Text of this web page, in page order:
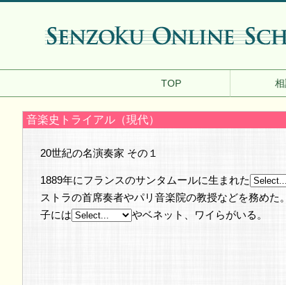
TOP
音楽史トライアル（現代）
20世紀の名演奏家 その１
1889年にフランスのサンタムールに生まれた
ストラの首席奏者やパリ音楽院の教授などを務め
子には
やベネット、ワイらがいる。